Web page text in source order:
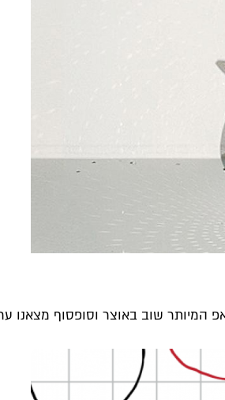
המיותר שוב באוצר וסופסוף מצאנו